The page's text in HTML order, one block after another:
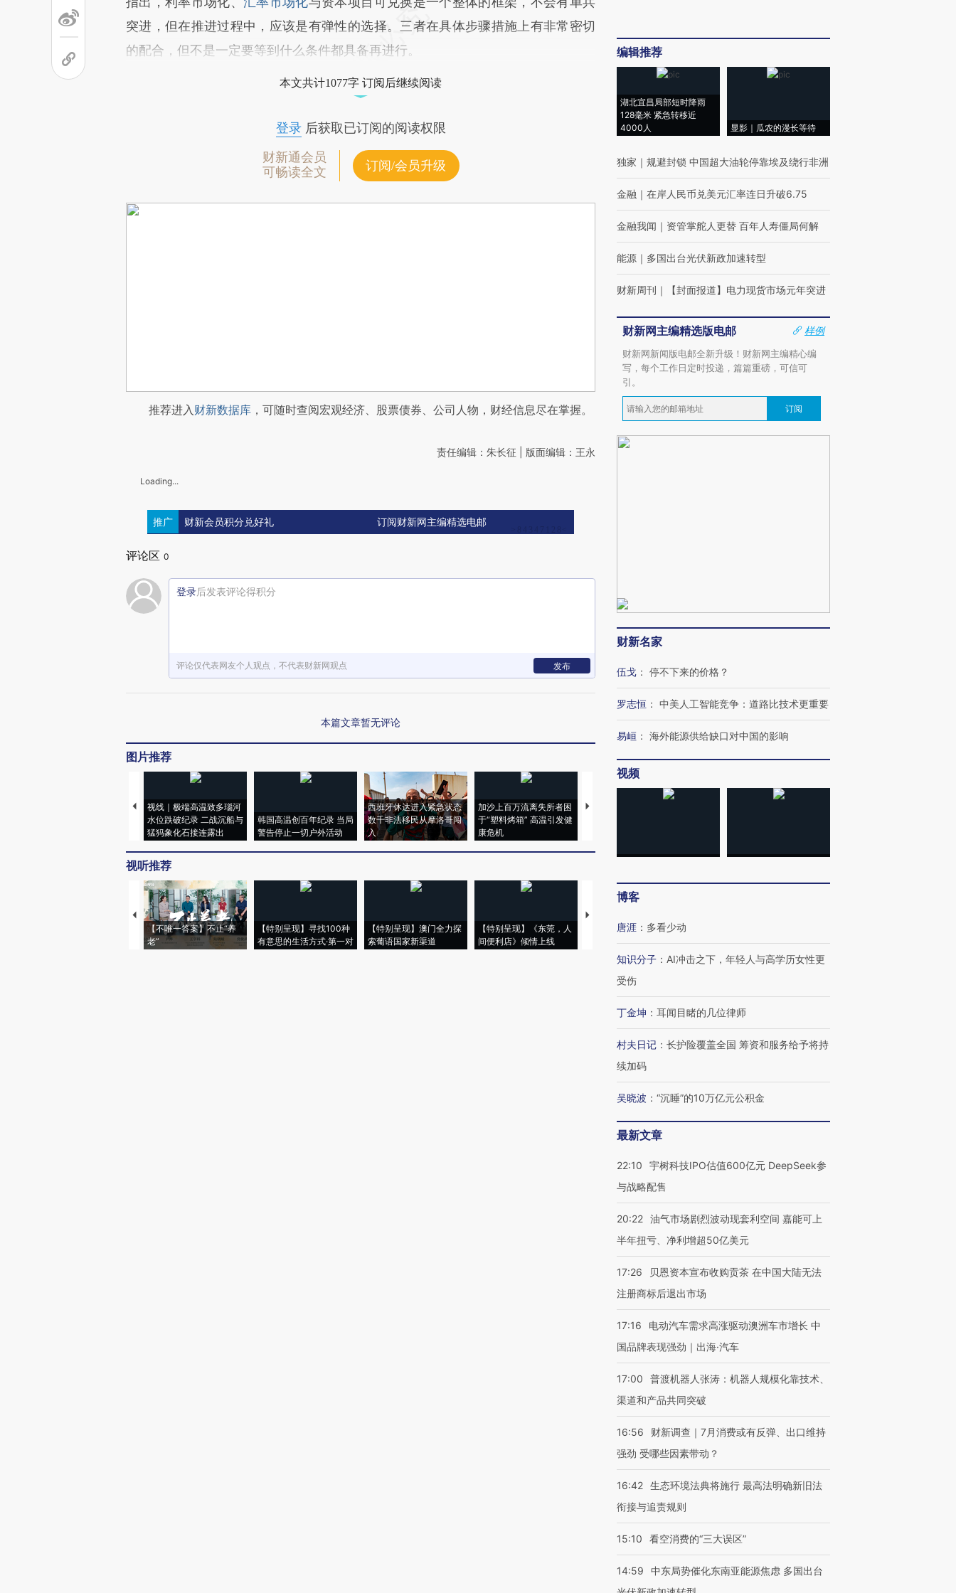
突进，但在推进过程中，应该是有弹性的选择。三者在具体步骤措施上有非常密切
的配合，但不是一定要等到什么条件都具备再进行。
本文共计1077字 订阅后继续阅读
登录后获取已订阅的阅读权限
财新通会员
可畅读全文
订阅/会员升级
推荐进入财新数据库 ，可随时查阅宏观经济、股票债券、公司人物，财经信息尽在掌握。
责任编辑：朱长征 | 版面编辑：王永
Loading...
推广 财新会员积分兑好礼 订阅财新网主编精选电邮
评论区 0
登录后发表评论得积分
评论仅代表网友个人观点，不代表财新网观点 发布
本篇文章暂无评论
图片推荐
视线｜极端高温致多瑙河
水位跌破纪录 二战沉船与
猛犸象化石接连露出
韩国高温创百年纪录 当局
警告停止一切户外活动
西班牙休达进入紧急状态
数千非法移民从摩洛哥闯
入
加沙上百万流离失所者困
于“塑料烤箱” 高温引发健
康危机
视线｜HYROX的吸金
视听推荐
【不唯一答案】不止“养
老”
【特别呈现】寻找100种
有意思的生活方式·第一对
【特别呈现】澳门全力探
索葡语国家新渠道
【特别呈现】《东莞，人
间便利店》倾情上线
【推广】走进第四届链博
会，让数智科技“链”接产
有意思的生活方式·第三对
住三大增长引擎是什么？
编辑推荐
湖北宜昌局部短时降雨
128毫米 紧急转移近
4000人
显影｜瓜农的漫长等待
独家 ｜ 规避封锁 中国超大油轮停靠埃及绕行非洲
金融 ｜ 在岸人民币兑美元汇率连日升破6.75
金融我闻 ｜ 资管掌舵人更替 百年人寿僵局何解
能源 ｜ 多国出台光伏新政加速转型
财新周刊 ｜ 【封面报道】电力现货市场元年突进
财新网主编精选版电邮
样例
财新网新闻版电邮全新升级！财新网主编精心编
写，每个工作日定时投递，篇篇重磅，可信可
引。
订阅
财新名家
伍戈 ： 停不下来的价格？
罗志恒 ： 中美人工智能竞争：道路比技术更重要
易峘 ： 海外能源供给缺口对中国的影响
视频
博客
唐涯 ： 多看少动
知识分子 ： AI冲击之下，年轻人与高学历女性更
受伤
丁金坤 ： 耳闻目睹的几位律师
村夫日记 ： 长护险覆盖全国 筹资和服务给予将持
续加码
吴晓波 ： “沉睡”的10万亿元公积金
最新文章
22:10
宇树科技IPO估值600亿元 DeepSeek参
与战略配售
20:22 油气市场剧烈波动现套利空间 嘉能可上
半年扭亏、净利增超50亿美元
17:26
贝恩资本宣布收购贡茶 在中国大陆无法
注册商标后退出市场
17:16
电动汽车需求高涨驱动澳洲车市增长 中
国品牌表现强劲｜出海·汽车
17:00
普渡机器人张涛：机器人规模化靠技术、
渠道和产品共同突破
16:56
财新调查｜7月消费或有反弹、出口维持
强劲 受哪些因素带动？
16:42 生态环境法典将施行 最高法明确新旧法
衔接与追责规则
15:10 看空消费的“三大误区”
14:59
中东局势催化东南亚能源焦虑 多国出台